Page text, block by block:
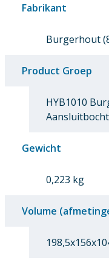
Fabrikant
Burgerhout
Product Groep
HYB1010
Gewicht
0,223 kg
Volume